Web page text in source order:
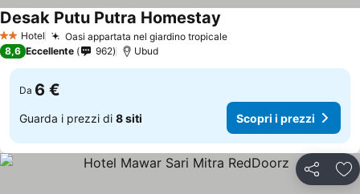
2 StelleHotel Oasi appartata nel giardino tropicaleScopri i prezzi
Desak Putu Putra Homestay
8,6 Eccellente 962 Ubud
Da 6 €
Guarda i prezzi di 8 siti Scopri i prezzi
Condividi